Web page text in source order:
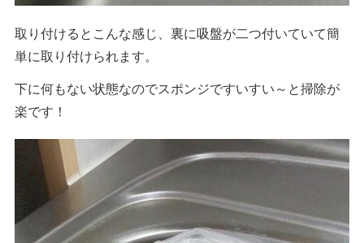
取り付けるとこんな感じ、裏に吸盤が二つ付いていて簡
単に取り付けられます。
下に何もない状態なのでスポンジですいすい～と掃除が
楽です！